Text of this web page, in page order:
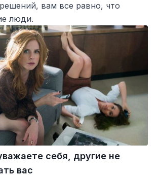
вам все равно, что
люди.
себя, другие не
вас